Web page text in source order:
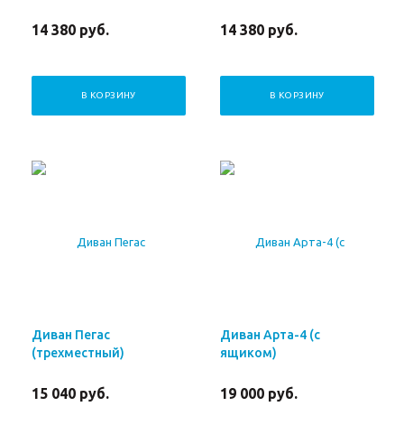
14 380 руб.
В КОРЗИНУ
14 380 руб.
В КОРЗИНУ
Диван Пегас
(трехместный)
15 040 руб.
Диван Арта-4 (с
ящиком)
19 000 руб.